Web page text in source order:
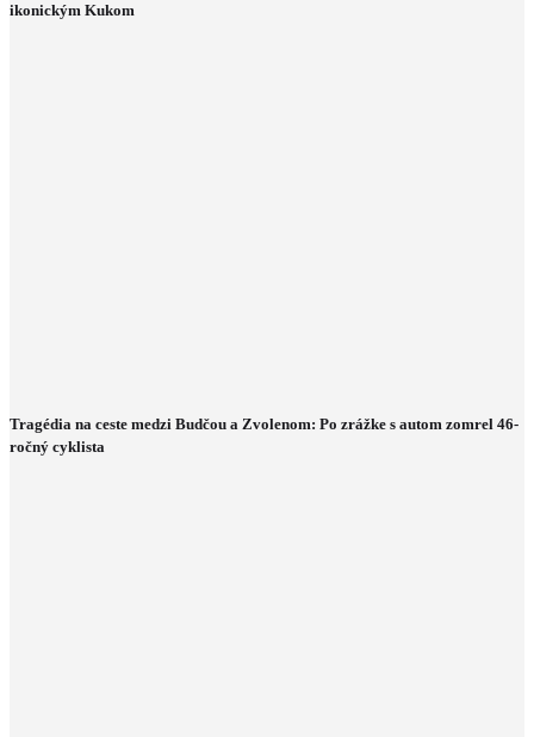
ikonickým Kukom
Tragédia na ceste medzi Budčou a Zvolenom: Po zrážke s autom zomrel 46-
ročný cyklista